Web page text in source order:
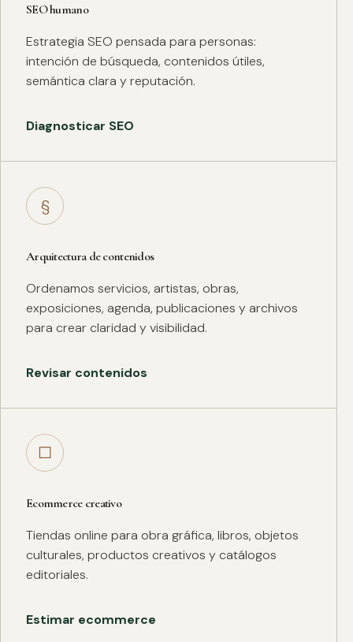
SEO humano
Estrategia SEO pensada para personas:
intención de búsqueda, contenidos útiles,
semántica clara y reputación.
Diagnosticar SEO
§
Arquitectura de contenidos
Ordenamos servicios, artistas, obras,
exposiciones, agenda, publicaciones y archivos
para crear claridad y visibilidad.
Revisar contenidos
□
Ecommerce creativo
Tiendas online para obra gráfica, libros, objetos
culturales, productos creativos y catálogos
editoriales.
Estimar ecommerce